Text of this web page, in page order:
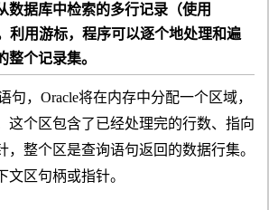
据库中检索的多行记录（使用
利用游标，程序可以逐个地处理和遍
整个记录集。
句， Oracle将在内存中分配一个区域，
这个区包含了已经处理完的行数、指向
，整个区是查询语句返回的数据行集。
文区句柄或指针。